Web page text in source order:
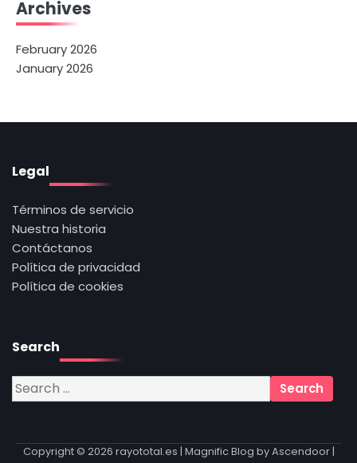
Archives
February 2026
January 2026
Legal
Términos de servicio
Nuestra historia
Contáctanos
Política de privacidad
Política de cookies
Search
Search
for:
Copyright © 2026 rayototal.es | Magnific Blog byAscendoor|